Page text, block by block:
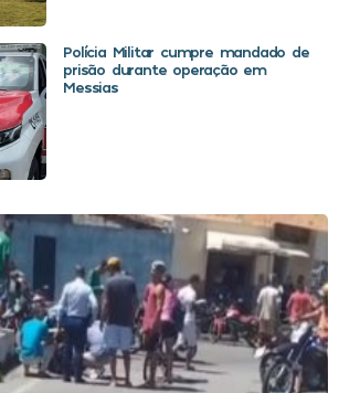
Polícia Militar cumpre mandado de
prisão durante operação em
Messias